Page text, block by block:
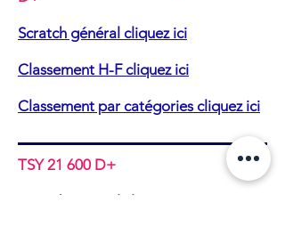
Scratch général cliquez ici
Classement H-F cliquez ici
Classement par catégories cliquez ici
TSY 21 600 D+